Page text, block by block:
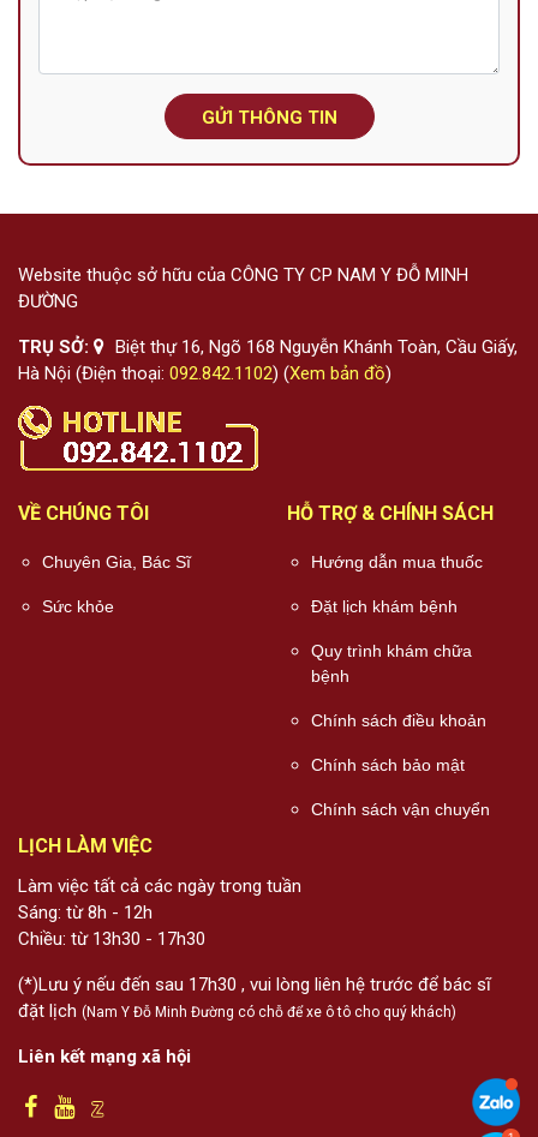
GỬI THÔNG TIN
Website thuộc sở hữu của CÔNG TY CP NAM Y ĐỖ MINH
ĐƯỜNG
TRỤ SỞ:
Biệt thự 16, Ngõ 168 Nguyễn Khánh Toàn, Cầu Giấy,
Hà Nội (Điện thoại: 092.842.1102) (Xem bản đồ)
VỀ CHÚNG TÔI
Chuyên Gia, Bác Sĩ
Sức khỏe
HỖ TRỢ & CHÍNH SÁCH
Hướng dẫn mua thuốc
Đặt lịch khám bệnh
Quy trình khám chữa
bệnh
Chính sách điều khoản
Chính sách bảo mật
Chính sách vận chuyển
LỊCH LÀM VIỆC
Làm việc tất cả các ngày trong tuần
Sáng: từ 8h - 12h
Chiều: từ 13h30 - 17h30
(*)Lưu ý nếu đến sau 17h30 , vui lòng liên hệ trước để bác sĩ
đặt lịch (Nam Y Đỗ Minh Đường có chỗ để xe ô tô cho quý khách)
Liên kết mạng xã hội